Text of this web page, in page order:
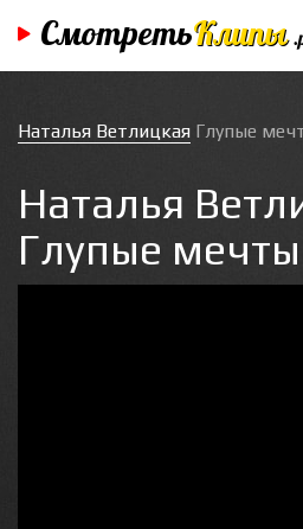
СмотретьКлипы
Наталья Ветлицкая Глупые
Наталья
Глупые мечты